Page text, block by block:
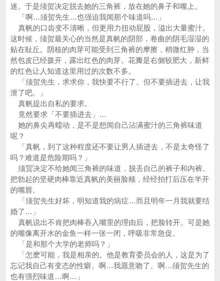
迷。于是须贺决定脱去她的三角裤，放在她的鼻子和嘴上。
「啊…须贺先生…也强迫我闻那个味道吗…」
真帆的口齿变不清晰，但更用力扭动屁股，溢出大量蜜汁。
这时候，须贺最关心的当然是真帆的阴部，卷曲的阴毛湿湿的
贴在耻丘。阴核的肉芽可能受到三角裤的摩擦，稍微红肿，当
然包皮已经拨开，露出红色的肉芽。花瓣是右侧较肥大，新鲜
的红色让人知道这里用过的次数不多。
「须贺先生，求求你，我快要不行了。但不要插进去，让我
泄了吧。」
真帆提出自私的要求。
竟然要求「不要插进去」…
她的鼻尖再蠕动，是不是想闻自己沾满蜜汁的三角裤味道
呢？
「真帆，到了这种程度还不要让男人插进去，不是太奇怪了
吗？难道是危险期吗？」
须贸决定不给她闻三角裤的味道，脱丢自己的裤子和内裤。
把勃起的坚硬肉棒靠近真帆的美丽脸颊，经经拍打后压在半开
的嘴唇。
「须贺先生好坏，明知道我的病症…而且明年一月我就要结
婚了…」
真帆说出不肯把肉棒吞入嘴里的理由后，把脸转开。可是她
的嘴像离开水的金鱼一样一张一闭，呼吸非常急促。
「是和那个大学的老师吗？」
「怎麽可能，我是相亲的。他是教育委员会的人，这是为了
忘记我自己有变态的性癖。啊…我愿意吻了。啊…须贺先生的
也有强烈味道…啊…」